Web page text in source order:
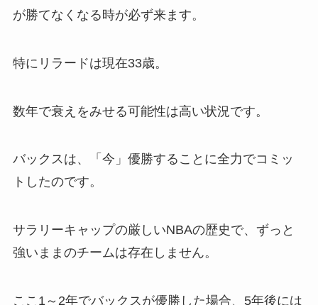
が勝てなくなる時が必ず来ます。
特にリラードは現在33歳。
数年で衰えをみせる可能性は高い状況です。
バックスは、「今」優勝することに全力でコミッ
トしたのです。
サラリーキャップの厳しいNBAの歴史で、ずっと
強いままのチームは存在しません。
ここ1～2年でバックスが優勝した場合、5年後には